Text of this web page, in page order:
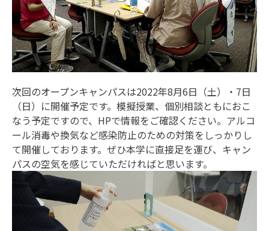
次回のオープンキャンパスは2022年8月6日（土）・7日
（日）に開催予定です。模擬授業、個別相談ともにおこ
なう予定ですので、HPで情報をご確認ください。アルコ
ール消毒や換気など感染防止のための対策をしっかりし
て開催しております。ぜひ本学に直接足を運び、キャン
パスの空気を感じていただければと思います。